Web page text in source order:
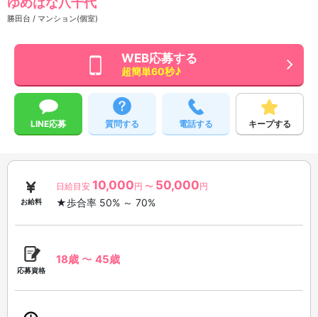
勝田台 / マンション(個室)
WEB応募する
超簡単60秒♪
LINE応募 質問する 電話する キープする
お給料
日給目安 10,000円 〜 50,000円
★歩合率 50% ～ 70%
応募資格
18歳〜 45歳